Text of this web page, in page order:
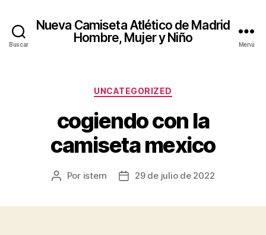
Buscar
Nueva Camiseta Atlético de Madrid
Hombre, Mujer y Niño
Menú
Categorías
UNCATEGORIZED
cogiendo con la
camiseta mexico
Autor
Por istern
Fecha29 de julio de 2022